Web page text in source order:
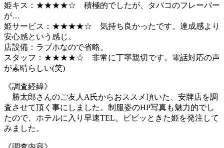
姫キス：★★★★☆ 積極的でしたが、タバコのフレーバー
が…
姫サービス：★★★★☆ 気持ち良かったです。達成感より
安心感という感じ。
店設備：ラブホなので省略。
スタッフ：★★★★☆ 非常に丁寧親切です。電話対応の声
が素晴らしい(笑)
《調査経緯》
勝太郎さんのご友人A氏からおススメ頂いた、安牌店を調
査させて頂く事にしました。制服姿のHP写真も魅力的でし
たので、ホテルに入り早速TEL。ビビッときた姫を発注して
みました。